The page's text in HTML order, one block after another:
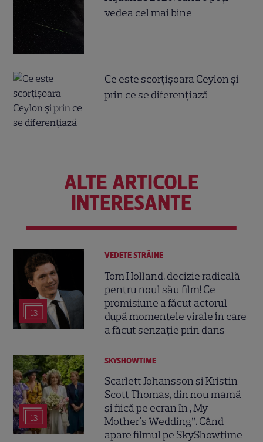
vedea cel mai bine
Ce este scorțișoara Ceylon și
prin ce se diferențiază
ALTE ARTICOLE
INTERESANTE
13
VEDETE STRĂINE
Tom Holland, decizie radicală
pentru noul său film! Ce
promisiune a făcut actorul
după momentele virale în care
a făcut senzație prin dans
13
SKYSHOWTIME
Scarlett Johansson și Kristin
Scott Thomas, din nou mamă
și fiică pe ecran în „My
Mother's Wedding”. Când
apare filmul pe SkyShowtime